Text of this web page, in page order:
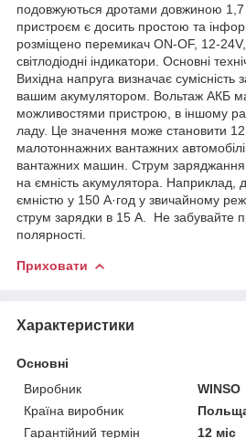
подовжуються дротами довжиною
пристроєм є досить простою та
розміщено перемикач ON-OF, 12-
світлодіодні індикатори. Основні
Вихідна напруга визначає
вашим акумулятором. Вольтаж АКБ
можливостями пристрою, в іншому
ладу. Це значення може становити 12
малотоннажних вантажних
вантажних машин. Струм заряджання
на ємність акумулятора. Наприклад,
ємністю у 150 А·год у звичайному
струм зарядки в 15 А. Не забувайте
полярності.
Приховати
Характеристики
Основні
Виробник
WINSO
Країна виробник
Гарантійний термін
12 міс